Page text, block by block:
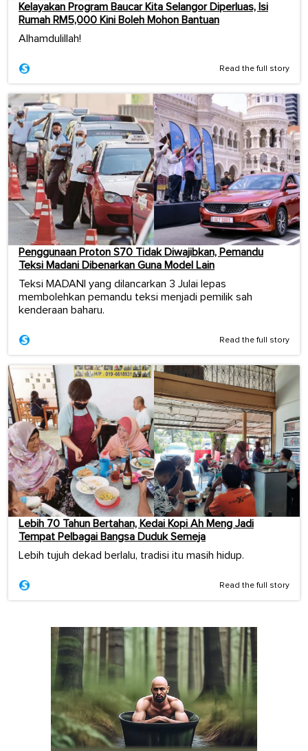
Kelayakan Program Baucar Kita Selangor Diperluas, Isi
Rumah RM5,000 Kini Boleh Mohon Bantuan
Alhamdulillah!
Read the full story
Penggunaan Proton S70 Tidak Diwajibkan, Pemandu
Teksi Madani Dibenarkan Guna Model Lain
Teksi MADANI yang dilancarkan 3 Julai lepas
membolehkan pemandu teksi menjadi pemilik sah
kenderaan baharu.
Read the full story
Lebih 70 Tahun Bertahan, Kedai Kopi Ah Meng Jadi
Tempat Pelbagai Bangsa Duduk Semeja
Lebih tujuh dekad berlalu, tradisi itu masih hidup.
Read the full story